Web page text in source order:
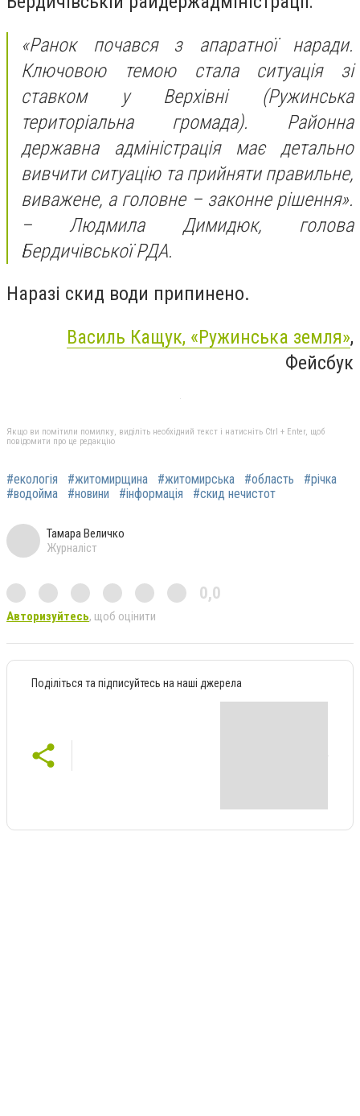
«Ранок почався з апаратної наради.
Ключовою темою стала ситуація зі
ставком у Верхівні (Ружинська
територіальна громада). Районна
державна адміністрація має детально
вивчити ситуацію та прийняти правильне,
виважене, а головне – законне рішення».
– Людмила Димидюк, голова
Бердичівської РДА.
Наразі скид води припинено.
Василь Кащук, «Ружинська земля»,
Фейсбук
Якщо ви помітили помилку, виділіть необхідний текст і натисніть Ctrl + Enter, щоб
повідомити про це редакцію
#екологія #житомирщина #житомирська #область
#річка
#водойма
#новини #інформація #скид нечистот
Тамара Величко
Журналіст
0,0
Авторизуйтесь, щоб оцінити
Поділіться та підписуйтесь на наші джерела